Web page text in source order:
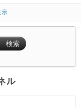
示
検索
ル